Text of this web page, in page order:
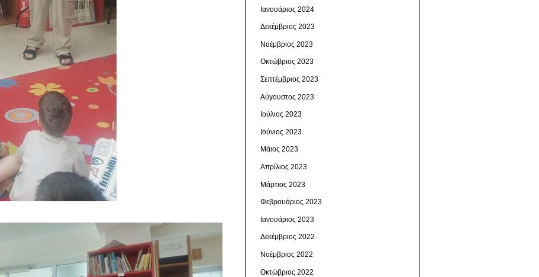
Ιανουάριος 2024
Δεκέμβριος 2023
Νοέμβριος 2023
Οκτώβριος 2023
Σεπτέμβριος 2023
Αύγουστος 2023
Ιούλιος 2023
Ιούνιος 2023
Μάιος 2023
Απρίλιος 2023
Μάρτιος 2023
Φεβρουάριος 2023
Ιανουάριος 2023
Δεκέμβριος 2022
Νοέμβριος 2022
Οκτώβριος 2022